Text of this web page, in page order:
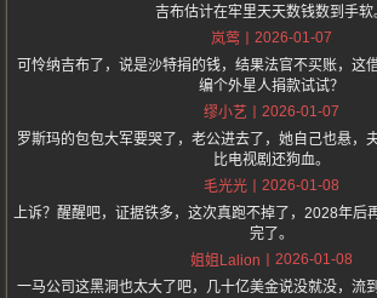
吉布估计在牢里天天数钱数到手软
岚莺
2026-01-07
可怜纳吉布了，说是沙特捐的钱，结果法官不买账，这
编个外星人捐款试试？
缪小艺
2026-01-07
罗斯玛的包包大军要哭了，老公进去了，她自己也悬，
比电视剧还狗血。
毛光光
2026-01-08
上诉？醒醒吧，证据铁多，这次真跑不掉了，2028年后
完了。
姐姐Lalion
2026-01-08
一马公司这黑洞也太大了吧，几十亿美金说没就没，流